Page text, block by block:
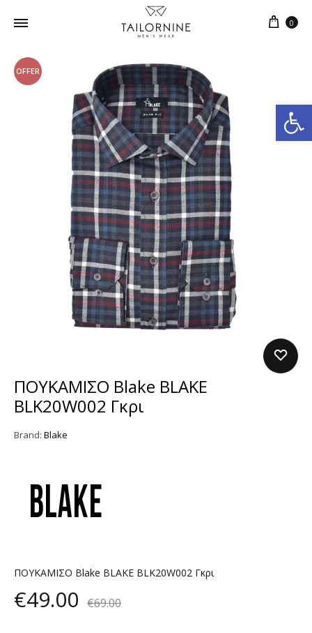
Ανοίξτε τη γραμμή εργαλείων
0
OFFER
ΠΟΥΚΑΜΙΣΟ Blake BLAKE
BLK20W002 Γκρι
Brand: Blake
ΠΟΥΚΑΜΙΣΟ Blake BLAKE BLK20W002 Γκρι
€49.00 €69.00